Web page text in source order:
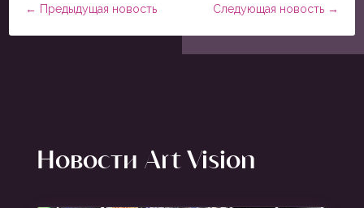
← Предыдущая новость Следующая новость→
Новости Art Vision